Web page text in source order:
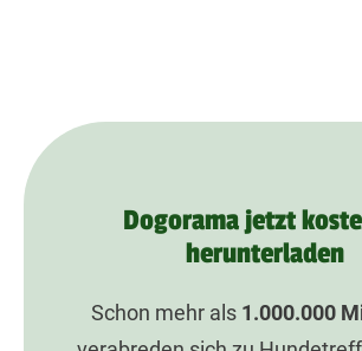
Dogorama jetzt
herunterladen
Schon mehr als 1.000.000